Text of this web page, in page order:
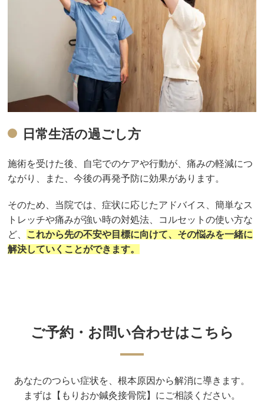
日常生活の過ごし方
施術を受けた後、自宅でのケアや行動が、痛みの軽減につ
ながり、また、今後の再発予防に効果があります。
そのため、当院では、症状に応じたアドバイス、簡単なス
トレッチや痛みが強い時の対処法、コルセットの使い方な
ど、 これから先の不安や目標に向けて、その悩みを一緒に
解決していくことができます。
ご予約・お問い合わせはこちら
あなたのつらい症状を、根本原因から解消に導きます。
まずは【もりおか鍼灸接骨院】にご相談ください。